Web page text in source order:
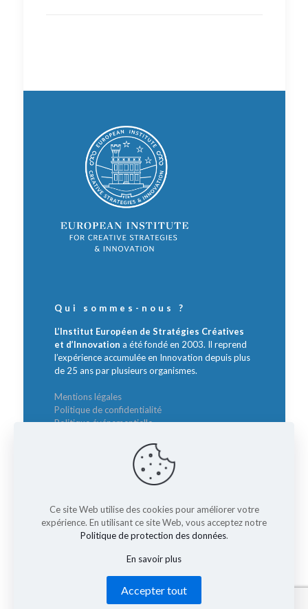
Qui sommes-nous ?
L’Institut Européen de Stratégies Créatives
et d’Innovation a été fondé en 2003. Il reprend
l’expérience accumulée en Innovation depuis plus
de 25 ans par plusieurs organismes.
Mentions légales
Politique de confidentialité
Politique événementielle
Sylvie BORZAKIAN
Directrice Générale
borzakian@institut-innovation.com
© 2026 Rencontre Nationale des Directeurs de
Ce site Web utilise des cookies pour améliorer votre
expérience. En utilisant ce site Web, vous acceptez notre
Politique de protection des données.
En savoir plus
Accepter tout